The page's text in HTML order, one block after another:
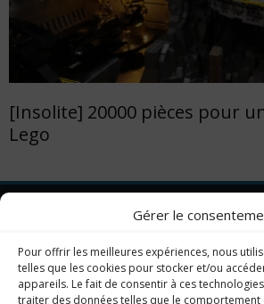
Gérer le
Pour offrir les meilleures expériences, nous
telles que les cookies pour stocker et/ou
appareils. Le fait de consentir à ces
traiter des données telles que le comportement
[Insolite] 20000 pièces pour
Lego
reproduction partielle ou complète sans
est interdite.